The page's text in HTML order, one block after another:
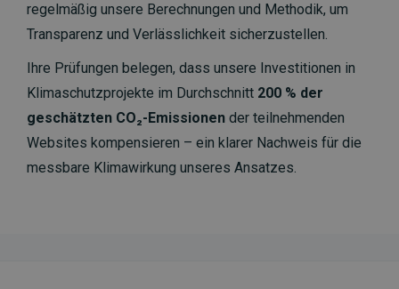
regelmäßig unsere Berechnungen und Methodik, um
Transparenz und Verlässlichkeit sicherzustellen.
Ihre Prüfungen belegen, dass unsere Investitionen in
Klimaschutzprojekte im Durchschnitt 200 % der
geschätzten CO₂-Emissionen der teilnehmenden
Websites kompensieren – ein klarer Nachweis für die
messbare Klimawirkung unseres Ansatzes.